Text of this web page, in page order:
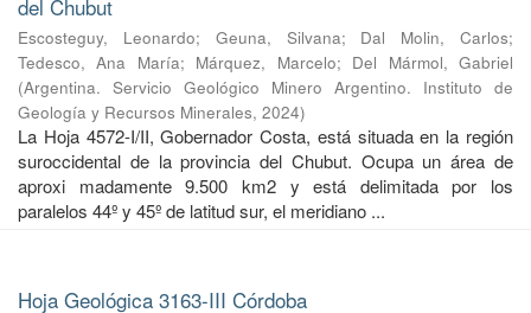
del Chubut
Escosteguy, Leonardo; Geuna, Silvana; Dal Molin, Carlos;
Tedesco, Ana María; Márquez, Marcelo; Del Mármol, Gabriel
(Argentina. Servicio Geológico Minero Argentino. Instituto de
Geología y Recursos Minerales, 2024)
La Hoja 4572-I/II, Gobernador Costa, está situada en la región
suroccidental de la provincia del Chubut. Ocupa un área de
aproxi madamente 9.500 km2 y está delimitada por los
paralelos 44º y 45º de latitud sur, el meridiano ...
Hoja Geológica 3163-III Córdoba